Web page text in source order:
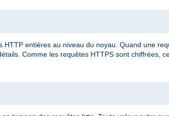
HTTP entières au niveau du noyau. Quand une
Comme les requêtes HTTPS sont chiffrées,